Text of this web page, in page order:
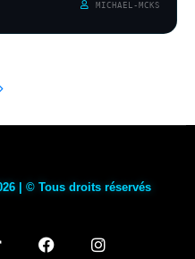
MICHAEL-MCKS
| © Tous droits réservés